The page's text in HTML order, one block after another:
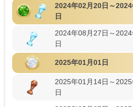
2024年02月20日～
日
2024年08月27日～
日
2025年01月01日
2025年01月14日～
日